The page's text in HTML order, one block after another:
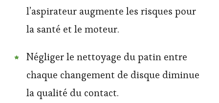
l’aspirateur augmente les risques pour
la santé et le moteur.
Négliger le nettoyage du patin entre
chaque changement de disque diminue
la qualité du contact.